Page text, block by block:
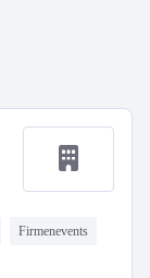
Firmenevents